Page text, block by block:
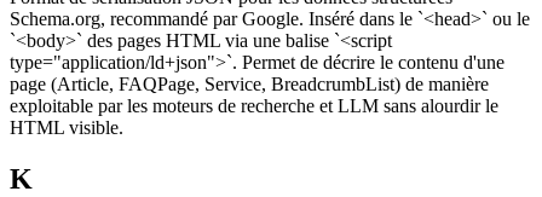
Schema.org, recommandé par Google. Inséré dans le `<head>` ou le
`<body>` des pages HTML via une balise `<script
type="application/ld+json">`. Permet de décrire le contenu d'une
page (Article, FAQPage, Service, BreadcrumbList) de manière
exploitable par les moteurs de recherche et LLM sans alourdir le
HTML visible.
K